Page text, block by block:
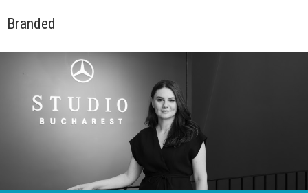
Branded